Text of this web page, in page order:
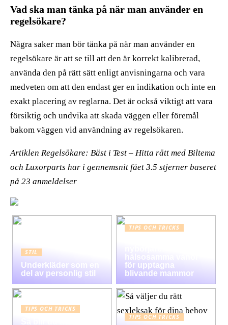
Vad ska man tänka på när man använder en
regelsökare?
Några saker man bör tänka på när man använder en
regelsökare är att se till att den är korrekt kalibrerad,
använda den på rätt sätt enligt anvisningarna och vara
medveten om att den endast ger en indikation och inte en
exakt placering av reglarna. Det är också viktigt att vara
försiktig och undvika att skada väggen eller föremål
bakom väggen vid användning av regelsökaren.
Artiklen Regelsökare: Bäst i Test – Hitta rätt med Biltema
och Luxorparts har i gennemsnit fået 3.5 stjerner baseret
på 23 anmeldelser
STIL
Underkläder som en
del av personlig stil
TIPS OCH TRICKS
hälsosamma vanor
för upptagna
blivande mammor
TIPS OCH TRICKS
TIPS OCH TRICKS